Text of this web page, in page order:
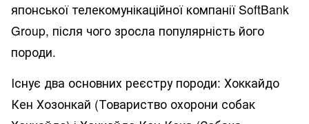
японської телекомунікаційної компанії SoftBank
Group, після чого зросла популярність його
породи.
Існує два основних реєстру породи: Хоккайдо
Кен Хозонкай (Товариство охорони собак